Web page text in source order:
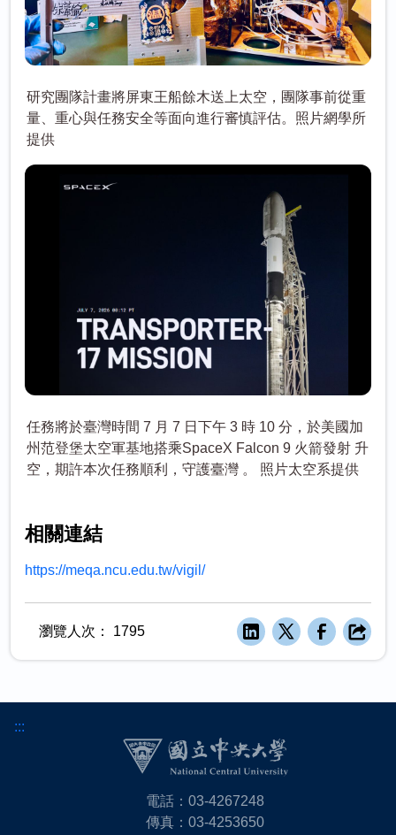
研究團隊計畫將屏東王船餘木送上太空，團隊事前從重
量、重心與任務安全等面向進行審慎評估。照片網學所
提供
任務將於臺灣時間 7 月 7 日下午 3 時 10 分，於美國加
州范登堡太空軍基地搭乘SpaceX Falcon 9 火箭發射 升
空，期許本次任務順利，守護臺灣 。 照片太空系提供
相關連結
https://meqa.ncu.edu.tw/vigil/
瀏覽人次： 1795
:::
電話：03-4267248
傳真：03-4253650